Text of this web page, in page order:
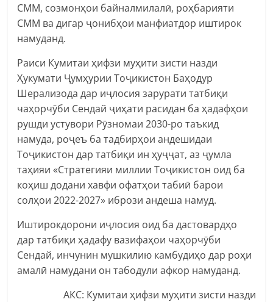
СММ, созмонҳои байналмилалӣ, роҳбарияти
СММ ва дигар ҷонибҳои манфиатдор иштирок
намуданд.
Раиси Кумитаи ҳифзи муҳити зисти назди
Ҳукумати Ҷумҳурии Тоҷикистон Баҳодур
Шерализода дар иҷлосия зарурати татбиқи
чаҳорчӯби Сендай ҷиҳати расидан ба ҳадафҳои
рушди устувори Рӯзномаи 2030-ро таъкид
намуда, роҷеъ ба тадбирҳои андешидаи
Тоҷикистон дар татбиқи ин ҳуҷҷат, аз ҷумла
таҳияи «Стратегияи миллии Тоҷикистон оид ба
коҳиш додани хавфи офатҳои табиӣ барои
солҳои 2022-2027» ибрози андеша намуд.
Иштирокдорони иҷлосия оид ба дастовардҳо
дар татбиқи ҳадафу вазифаҳои чаҳорчӯби
Сендай, инчунин мушкилию камбудиҳо дар роҳи
амалӣ намудани он табодули афкор намуданд.
АКС: Кумитаи ҳифзи муҳити зисти назди